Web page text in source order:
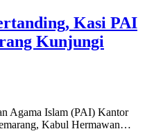
Kasi PAI
Kunjungi
Agama Islam (PAI) Kantor
Kabul Hermawan…